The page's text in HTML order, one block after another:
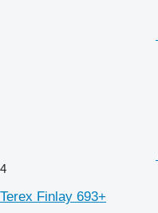
4
Terex Finlay 693+